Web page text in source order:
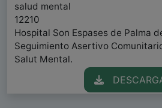
salud mental
12210
Hospital Son Espases de Palma
Seguimiento Asertivo
Salut Mental.